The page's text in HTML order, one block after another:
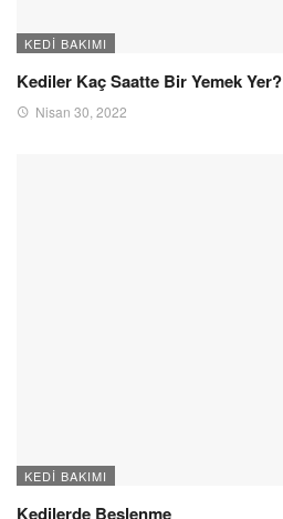
KEDI BAKIMI
Kediler Kaç Saatte Bir Yemek Yer?
Nisan 30, 2022
KEDI BAKIMI
Kedilerde Beslenme